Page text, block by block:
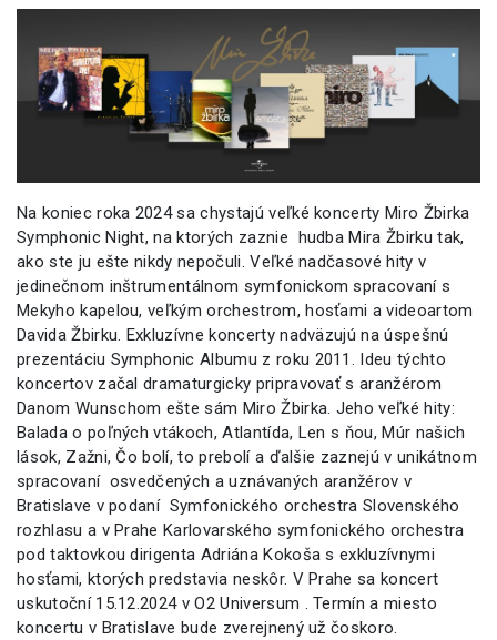
Na koniec roka 2024 sa chystajú veľké koncerty Miro Žbirka
Symphonic Night, na ktorých zaznie hudba Mira Žbirku tak,
ako ste ju ešte nikdy nepočuli. Veľké nadčasové hity v
jedinečnom inštrumentálnom symfonickom spracovaní s
Mekyho kapelou, veľkým orchestrom, hosťami a videoartom
Davida Žbirku. Exkluzívne koncerty nadväzujú na úspešnú
prezentáciu Symphonic Albumu z roku 2011. Ideu týchto
koncertov začal dramaturgicky pripravovať s aranžérom
Danom Wunschom ešte sám Miro Žbirka. Jeho veľké hity:
Balada o poľných vtákoch, Atlantída, Len s ňou, Múr našich
lások, Zažni, Čo bolí, to prebolí a ďalšie zaznejú v unikátnom
spracovaní osvedčených a uznávaných aranžérov v
Bratislave v podaní Symfonického orchestra Slovenského
rozhlasu a v Prahe Karlovarského symfonického orchestra
pod taktovkou dirigenta Adriána Kokoša s exkluzívnymi
hosťami, ktorých predstavia neskôr. V Prahe sa koncert
uskutoční 15.12.2024 v O2 Universum . Termín a miesto
koncertu v Bratislave bude zverejnený už čoskoro.